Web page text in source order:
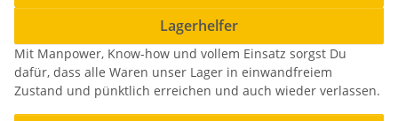
Lagerhelfer
Mit Manpower, Know-how und vollem Einsatz sorgst Du
dafür, dass alle Waren unser Lager in einwandfreiem
Zustand und pünktlich erreichen und auch wieder verlassen.